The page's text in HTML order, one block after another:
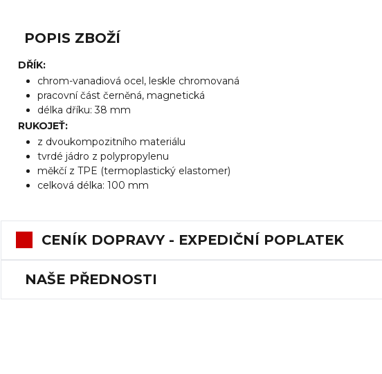
POPIS ZBOŽÍ
DŘÍK:
chrom-vanadiová ocel, leskle chromovaná
pracovní část černěná, magnetická
délka dříku: 38 mm
RUKOJEŤ:
z dvoukompozitního materiálu
tvrdé jádro z polypropylenu
měkčí z TPE (termoplastický elastomer)
celková délka: 100 mm
CENÍK DOPRAVY - EXPEDIČNÍ POPLATEK
NAŠE PŘEDNOSTI